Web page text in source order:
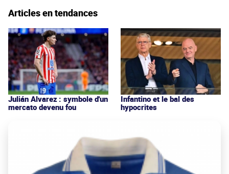
Articles en tendances
Julián Alvarez : symbole d'un
mercato devenu fou
Infantino et le bal des
hypocrites